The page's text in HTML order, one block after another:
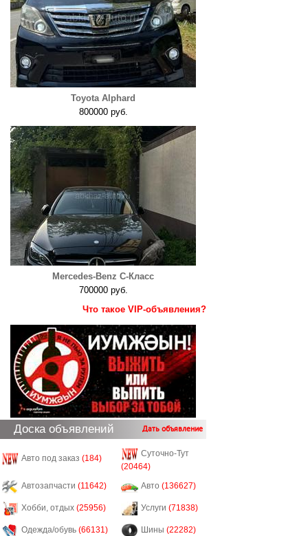
Toyota Alphard
800000 руб.
Mercedes-Benz C-Класс
700000 руб.
Что такое VIP-объявления?
Доска объявлений Дать объявление
Авто под заказ (184)
Суточно-Тут
(20464)
Автозапчасти (11642) Авто (136627)
Хобби, отдых (25956) Услуги (71838)
Одежда/обувь (66131) Шины (22282)